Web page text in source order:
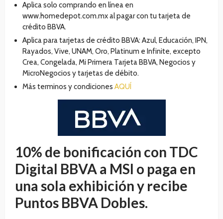
Aplica solo comprando en línea en
www.homedepot.com.mx al pagar con tu tarjeta de
crédito BBVA.
Aplica para tarjetas de crédito BBVA: Azul, Educación, IPN,
Rayados, Vive, UNAM, Oro, Platinum e Infinite, excepto
Crea, Congelada, Mi Primera Tarjeta BBVA, Negocios y
MicroNegocios y tarjetas de débito.
Más terminos y condiciones AQUÍ
10% de bonificación con TDC
Digital BBVA a MSI o paga en
una sola exhibición y recibe
Puntos BBVA Dobles.